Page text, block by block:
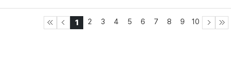
1 2 3 4 5 6 7 8 9 10